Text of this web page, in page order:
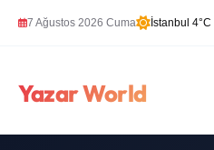
7 Ağustos 2026 Cuma İstanbul 4°C
Yazar World